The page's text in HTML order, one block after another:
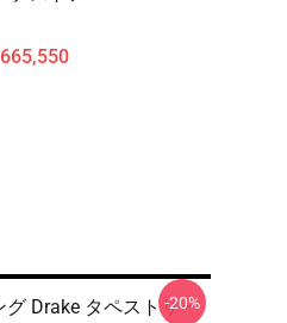
グ Drake タペストリー
-20%